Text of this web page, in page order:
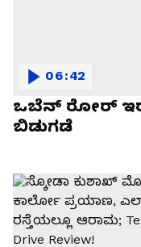
ಒಬೆನ್ ರೋರ್
ಬಿಡುಗಡೆ
06:42